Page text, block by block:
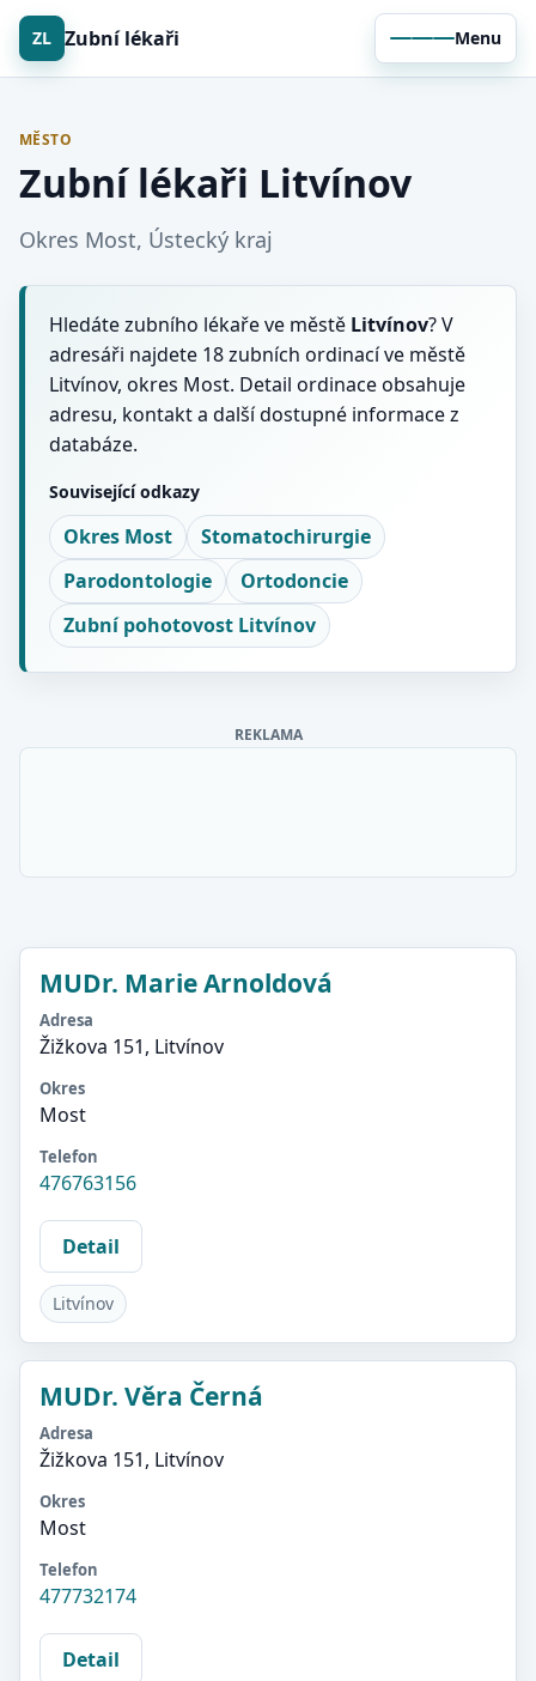
ZL Zubní lékaři Menu
MĚSTO
Zubní lékaři Litvínov
Okres Most, Ústecký kraj
Hledáte zubního lékaře ve městě Litvínov? V
adresáři najdete 18 zubních ordinací ve městě
Litvínov, okres Most. Detail ordinace obsahuje
adresu, kontakt a další dostupné informace z
databáze.
Související odkazy
Okres Most
Stomatochirurgie
Parodontologie
Ortodoncie
Zubní pohotovost Litvínov
REKLAMA
MUDr. Marie Arnoldová
Adresa
Žižkova 151, Litvínov
Okres
Most
Telefon
476763156
Detail
Litvínov
MUDr. Věra Černá
Adresa
Žižkova 151, Litvínov
Okres
Most
Telefon
477732174
Detail